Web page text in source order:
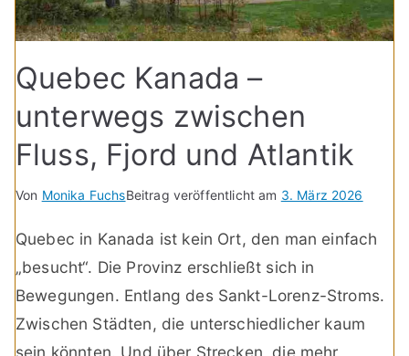
Quebec Kanada –
unterwegs zwischen
Fluss, Fjord und Atlantik
Von Monika FuchsBeitrag veröffentlicht am 3. März 2026
Quebec in Kanada ist kein Ort, den man einfach
„besucht“. Die Provinz erschließt sich in
Bewegungen. Entlang des Sankt-Lorenz-Stroms.
Zwischen Städten, die unterschiedlicher kaum